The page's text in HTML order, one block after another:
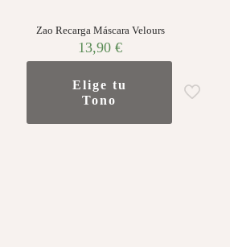
Zao Recarga Máscara Velours
13,90€
Elige tu
Tono